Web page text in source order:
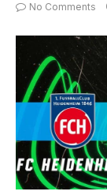
No Comments